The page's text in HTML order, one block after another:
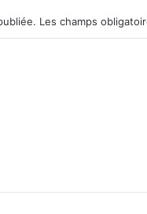
Les champs